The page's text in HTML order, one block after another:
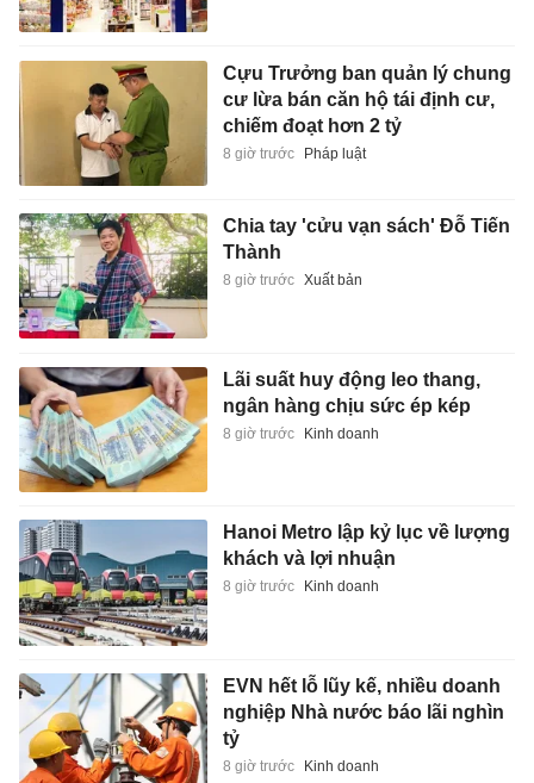
Cựu Trưởng ban quản lý chung
cư lừa bán căn hộ tái định cư,
chiếm đoạt hơn 2 tỷ
8 giờ trước Pháp luật
Chia tay 'cửu vạn sách' Đỗ Tiến
Thành
8 giờ trước Xuất bản
Lãi suất huy động leo thang,
ngân hàng chịu sức ép kép
8 giờ trước Kinh doanh
Hanoi Metro lập kỷ lục về lượng
khách và lợi nhuận
8 giờ trước Kinh doanh
EVN hết lỗ lũy kế, nhiều doanh
nghiệp Nhà nước báo lãi nghìn
tỷ
8 giờ trước Kinh doanh